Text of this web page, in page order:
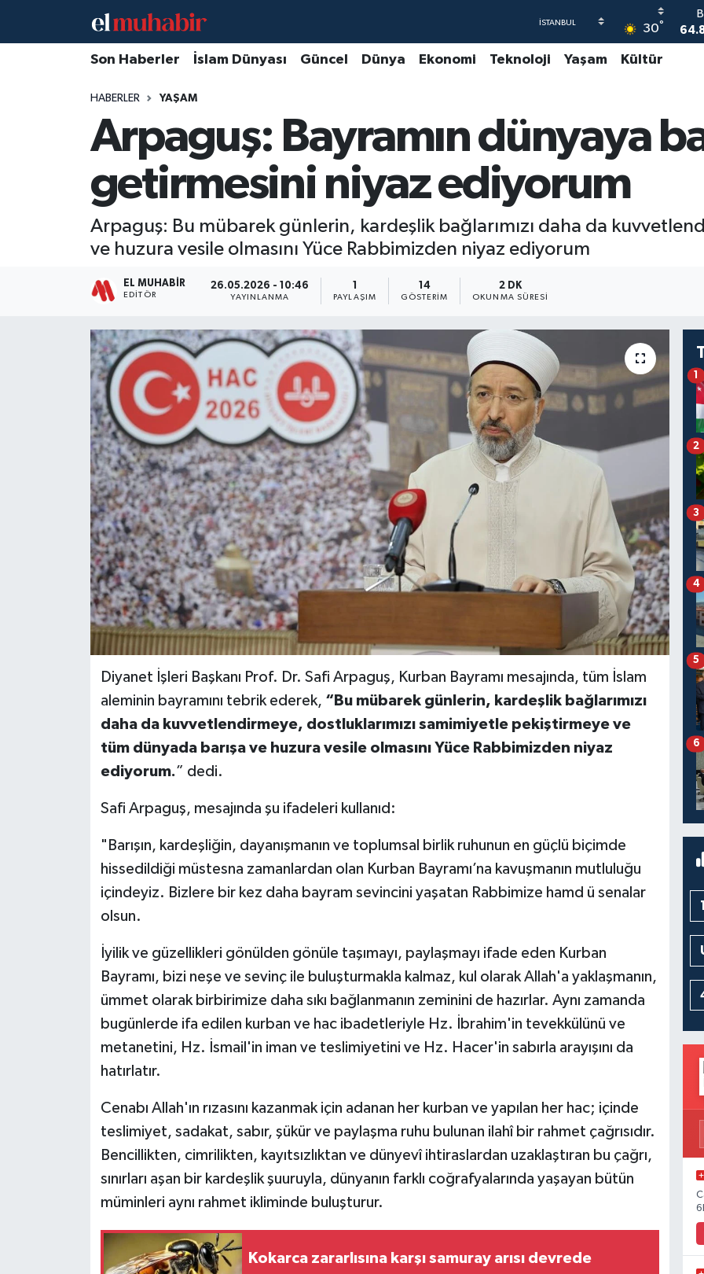
30°
Son Haberler İslam Dünyası Güncel Dünya Ekonomi Teknoloji Yaşam Kültür
HABERLER YAŞAM
Arpaguş: Bayramın dünyaya
getirmesini niyaz ediyorum
Arpaguş: Bu mübarek günlerin, kardeşlik bağlarımızı daha da
ve huzura vesile olmasını Yüce Rabbimizden niyaz ediyorum
EL MUHABIR
EDITÖR
26.05.2026 - 10:46
YAYINLANMA
1
PAYLAŞIM
14
GÖSTERIM
2 DK
OKUNMA SÜRESI
Diyanet İşleri Başkanı Prof. Dr. Safi Arpaguş, Kurban Bayramı mesajında, tüm İslam
aleminin bayramını tebrik ederek, “Bu mübarek günlerin, kardeşlik bağlarımızı
daha da kuvvetlendirmeye, dostluklarımızı samimiyetle pekiştirmeye ve
tüm dünyada barışa ve huzura vesile olmasını Yüce Rabbimizden niyaz
ediyorum.” dedi.
Safi Arpaguş, mesajında şu ifadeleri kullanıd:
"Barışın, kardeşliğin, dayanışmanın ve toplumsal birlik ruhunun en güçlü biçimde
hissedildiği müstesna zamanlardan olan Kurban Bayramı’na kavuşmanın mutluluğu
içindeyiz. Bizlere bir kez daha bayram sevincini yaşatan Rabbimize hamd ü senalar
olsun.
İyilik ve güzellikleri gönülden gönüle taşımayı, paylaşmayı ifade eden Kurban
Bayramı, bizi neşe ve sevinç ile buluşturmakla kalmaz, kul olarak Allah'a yaklaşmanın,
ümmet olarak birbirimize daha sıkı bağlanmanın zeminini de hazırlar. Aynı zamanda
bugünlerde ifa edilen kurban ve hac ibadetleriyle Hz. İbrahim'in tevekkülünü ve
metanetini, Hz. İsmail'in iman ve teslimiyetini ve Hz. Hacer'in sabırla arayışını da
hatırlatır.
Cenabı Allah'ın rızasını kazanmak için adanan her kurban ve yapılan her hac; içinde
teslimiyet, sadakat, sabır, şükür ve paylaşma ruhu bulunan ilahî bir rahmet çağrısıdır.
Bencillikten, cimrilikten, kayıtsızlıktan ve dünyevî ihtiraslardan uzaklaştıran bu çağrı,
sınırları aşan bir kardeşlik şuuruyla, dünyanın farklı coğrafyalarında yaşayan bütün
müminleri aynı rahmet ikliminde buluşturur.
Kokarca zararlısına karşı samuray arısı devrede
1
2
3
4
5
6
Hava Durumu
Trafik Durumu
Süper Lig Puan Durumu ve Fikstür
Tüm Manşetler
Son Dakika Haberleri